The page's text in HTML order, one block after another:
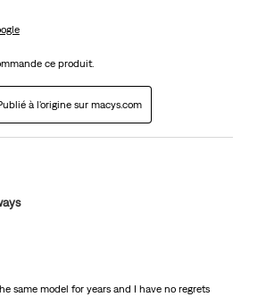
ce produit.
à l'origine sur macys.com
same model for years and I have no regrets